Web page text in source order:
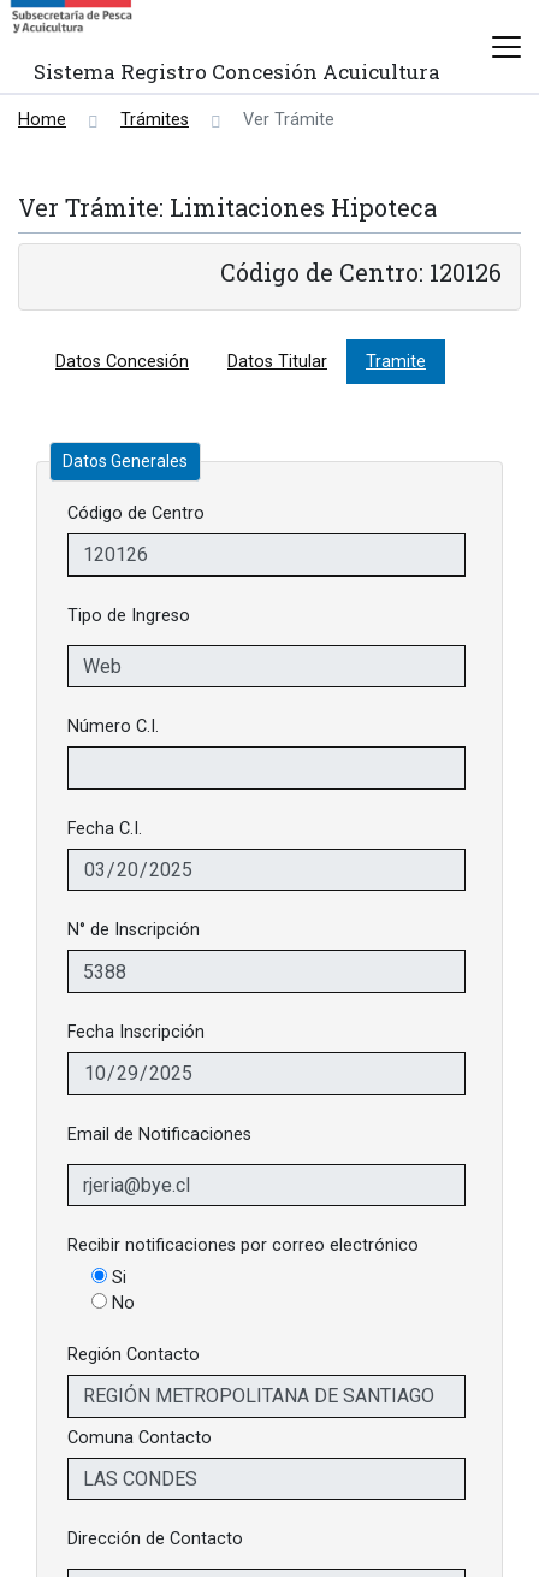
Sistema Registro Concesión Acuicultura
Home Trámites Ver Trámite
Ver Trámite: Limitaciones Hipoteca
Código de Centro: 120126
Datos Concesión Datos Titular Tramite
Datos Generales
Código de Centro
Tipo de Ingreso
Número C.I.
Fecha C.I.
N° de Inscripción
Fecha Inscripción
Email de Notificaciones
Recibir notificaciones por correo electrónico
Si
No
Región Contacto
Comuna Contacto
Dirección de Contacto